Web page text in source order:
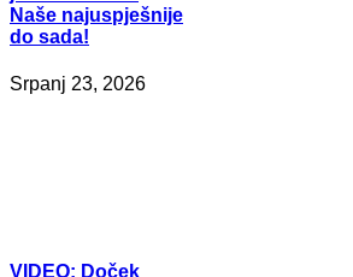
Naše najuspješnije
do sada!
Srpanj 23, 2026
VIDEO: Doček